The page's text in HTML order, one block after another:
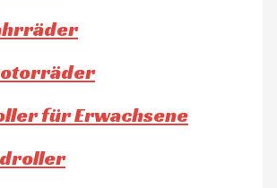
für Erwachsene